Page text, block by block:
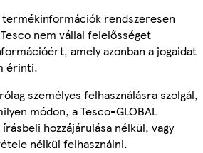
termékinformációk rendszeresen
nem vállal felelősséget
amely azonban a jogaidat
érinti.
személyes felhasználásra szolgál,
módon, a Tesco-GLOBAL
hozzájárulása nélkül, vagy
nélkül felhasználni.